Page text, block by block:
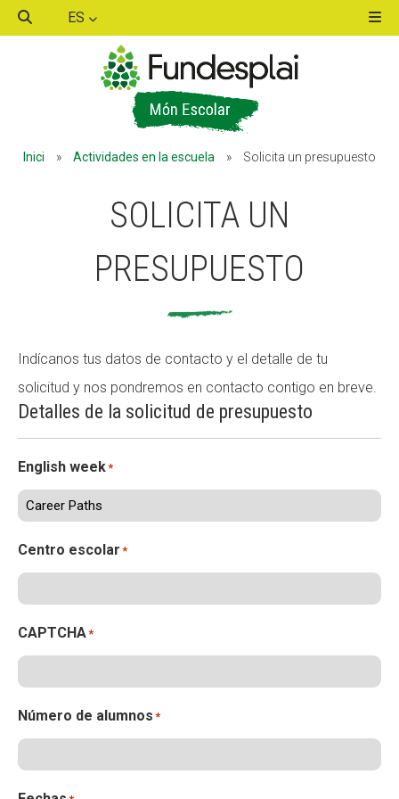
ES
Inici » Actividades en la escuela » Solicita un presupuesto
SOLICITA UN
PRESUPUESTO
Indícanos tus datos de contacto y el detalle de tu
solicitud y nos pondremos en contacto contigo en breve.
Detalles de la solicitud de presupuesto
English week*
Centro escolar *
CAPTCHA*
Número de alumnos *
ACTIVITATS D'ESTIU
ALBERG CENTRE ESPLAI
FORMACIÓ
CASES DE COLÒNIES
ACCIÓ SOCIAL I JOVES
SUPORT TERCER SECTOR